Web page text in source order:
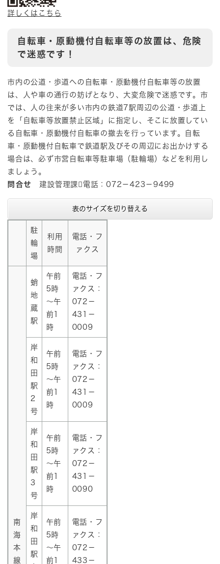
詳しくはこちら
自転車・原動機付自転車等の放置は、危険
で迷惑です！
市内の公道・歩道への自転車・原動機付自転車等の放置
は、人や車の通行の妨げとなり、大変危険で迷惑です。市
では、人の往来が多い市内の鉄道7駅周辺の公道・歩道上
を「自転車等放置禁止区域」に指定し、そこに放置してい
る自転車・原動機付自転車の撤去を行っています。自転
車・原動機付自転車で鉄道駅及びその周辺にお出かけする
場合は、必ず市営自転車等駐車場（駐輪場）などを利用し
ましょう。
問合せ 建設管理課電話：072－423－9499
表のサイズを切り替える
駐
輪
場
利用
時間
電話・フ
ァクス
南
海
本
線
蛸
地
蔵
駅
午前
5時
～午
前1
時
電話・フ
ァクス：
072－
431－
0009
岸
和
田
駅
2
号
午前
5時
～午
前1
時
電話・フ
ァクス：
072－
431－
0009
岸
和
田
駅
3
号
午前
5時
～午
前1
時
電話・フ
ァクス：
072－
431－
0090
岸
和
田
駅
午前
5時
～午
前1
電話・フ
ァクス：
072－
433－